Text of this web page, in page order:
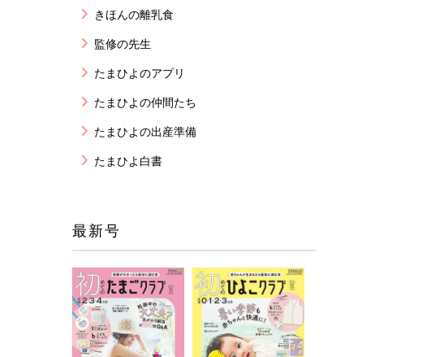
きほんの離乳食
監修の先生
たまひよのアプリ
たまひよの仲間たち
たまひよの出産準備
たまひよ白書
最新号